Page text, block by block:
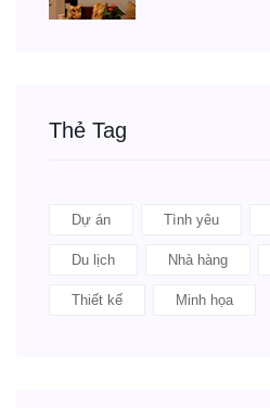
Thẻ Tag
Dự án Tình yêu
Du lịch Nhà hàng
Thiết kế Minh họa